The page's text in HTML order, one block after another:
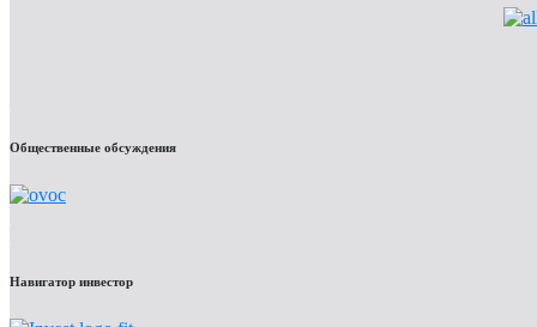
Общественные обсуждения
Навигатор инвестор